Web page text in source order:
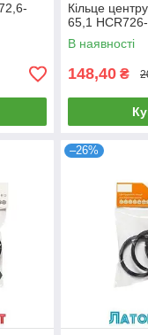
Кільце
65,1
В наявності
148,40 ₴
–26%